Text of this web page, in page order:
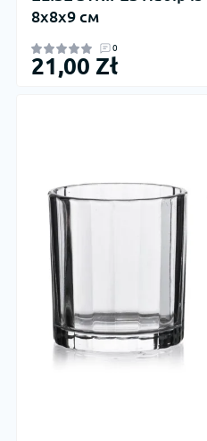
8x8x9 см
0
21,00 Zł